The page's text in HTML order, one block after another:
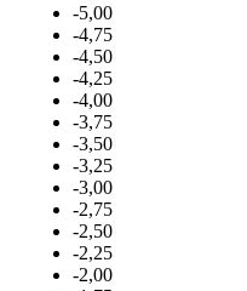
-5,00
-4,75
-4,50
-4,25
-4,00
-3,75
-3,50
-3,25
-3,00
-2,75
-2,50
-2,25
-2,00